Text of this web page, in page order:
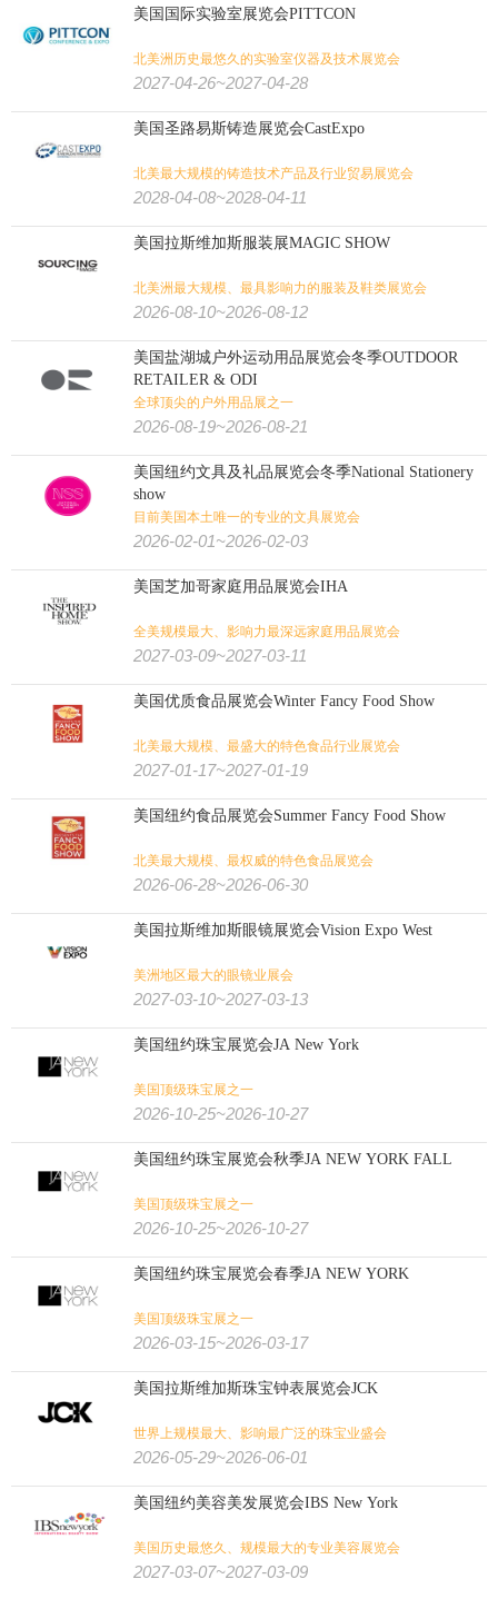
美国国际实验室展览会PITTCON
北美洲历史最悠久的实验室仪器及技术展览会
2027-04-26~2027-04-28
美国圣路易斯铸造展览会CastExpo
北美最大规模的铸造技术产品及行业贸易展览会
2028-04-08~2028-04-11
美国拉斯维加斯服装展MAGIC SHOW
北美洲最大规模、最具影响力的服装及鞋类展览会
2026-08-10~2026-08-12
美国盐湖城户外运动用品展览会冬季OUTDOOR
RETAILER & ODI
全球顶尖的户外用品展之一
2026-08-19~2026-08-21
美国纽约文具及礼品展览会冬季National Stationery
show
目前美国本土唯一的专业的文具展览会
2026-02-01~2026-02-03
美国芝加哥家庭用品展览会IHA
全美规模最大、影响力最深远家庭用品展览会
2027-03-09~2027-03-11
美国优质食品展览会Winter Fancy Food Show
北美最大规模、最盛大的特色食品行业展览会
2027-01-17~2027-01-19
美国纽约食品展览会Summer Fancy Food Show
北美最大规模、最权威的特色食品展览会
2026-06-28~2026-06-30
美国拉斯维加斯眼镜展览会Vision Expo West
美洲地区最大的眼镜业展会
2027-03-10~2027-03-13
美国纽约珠宝展览会JA New York
美国顶级珠宝展之一
2026-10-25~2026-10-27
美国纽约珠宝展览会秋季JA NEW YORK FALL
美国顶级珠宝展之一
2026-10-25~2026-10-27
美国纽约珠宝展览会春季JA NEW YORK
美国顶级珠宝展之一
2026-03-15~2026-03-17
美国拉斯维加斯珠宝钟表展览会JCK
世界上规模最大、影响最广泛的珠宝业盛会
2026-05-29~2026-06-01
美国纽约美容美发展览会IBS New York
美国历史最悠久、规模最大的专业美容展览会
2027-03-07~2027-03-09